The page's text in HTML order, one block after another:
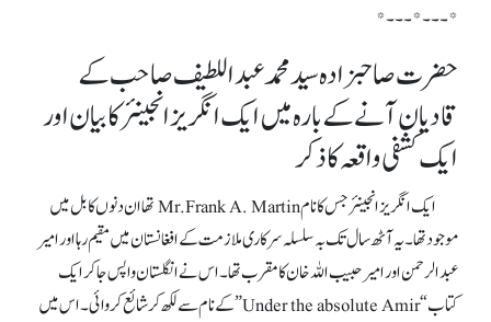
*۔۔۔*۔۔۔*
حضرت صاحبزادہ سید محمد عبداللطیف صاحب کے
قادیان آنے کے بارہ میں ایک انگریز انجینئر کا بیان اور
ایک کشفی واقعہ کا ذکر
ایک انگریز انجینئر جس کا نام Mr.Frank A. Martin تھا ان دنوں کابل میں
موجود تھا۔ یہ آٹھ سال تک بہ سلسلہ سرکاری ملازمت کے افغانستان میں مقیم رہا اور امیر
عبدالرحمن اور امیر حبیب اللہ خان کا مقرب تھا۔ ا س نے انگلستان واپس جا کر ایک
کتاب “Under the absolute Amir”کے نام سے لکھ کر شائع کروائی۔ اس میں